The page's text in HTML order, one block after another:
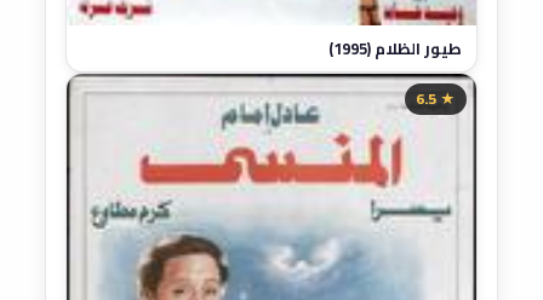
طيور الظلام (1995)
★ 6.5